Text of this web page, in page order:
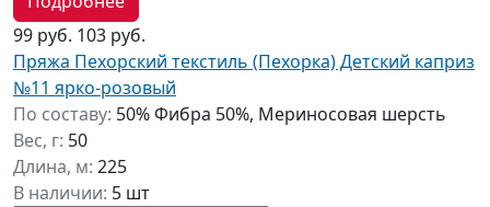
99 руб. 103 руб.
Пряжа Пехорский текстиль (Пехорка) Детский каприз
№11 ярко-розовый
По составу: 50% Фибра 50%, Мериносовая шерсть
Вес, г: 50
Длина, м: 225
В наличии: 5 шт